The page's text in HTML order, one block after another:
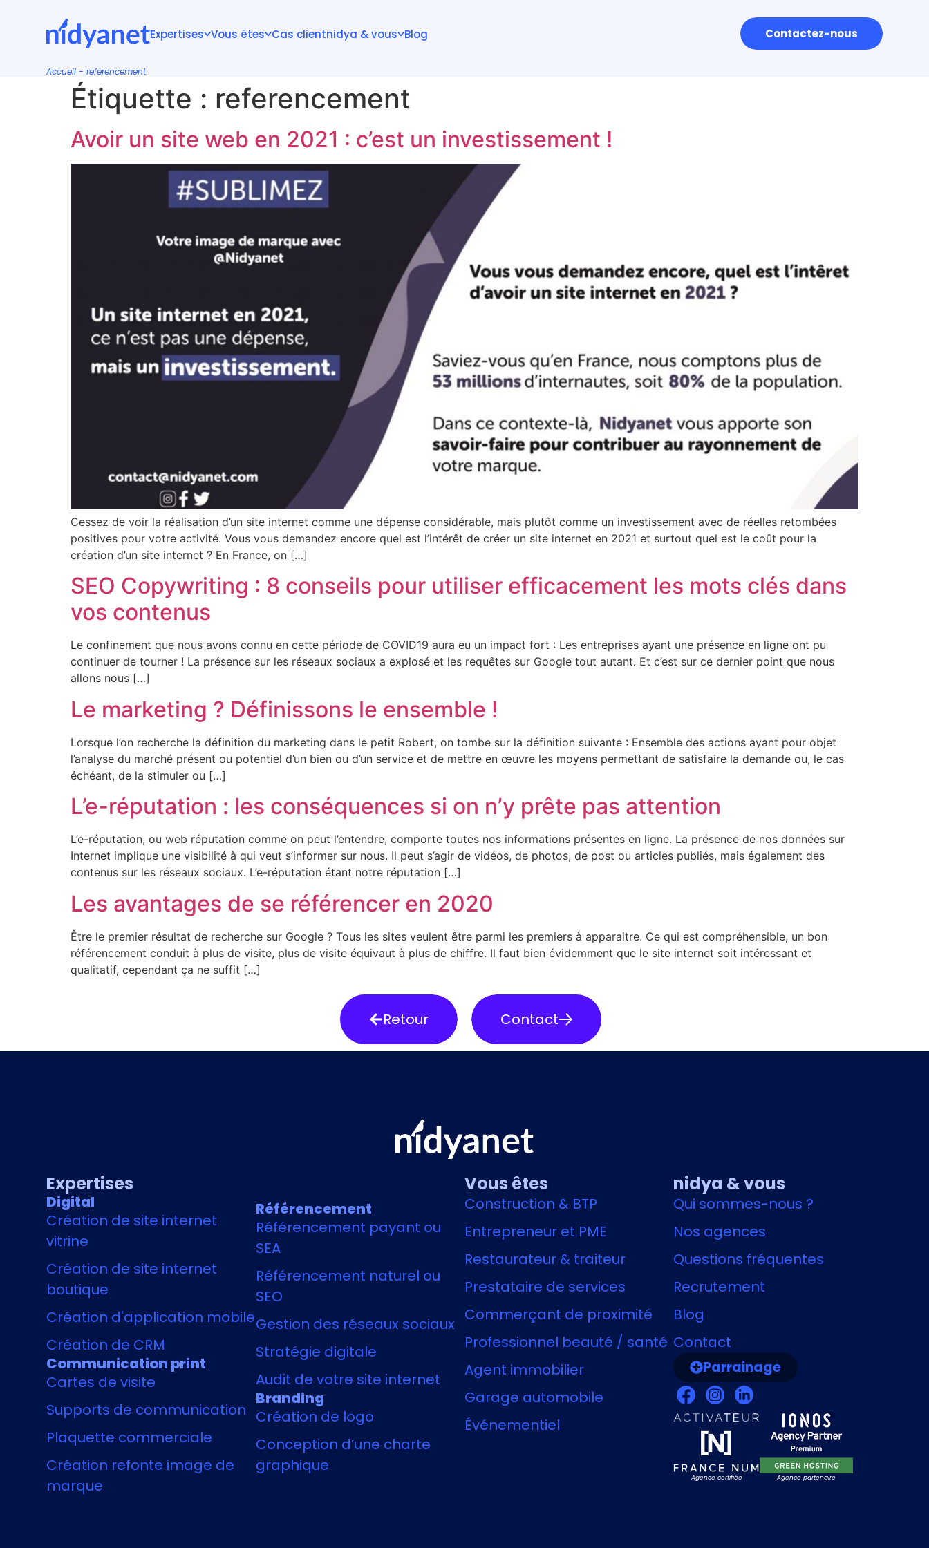
Expertises Vous êtes Cas clientnidya & vous Blog Contactez-nous
Accueil -referencement
Étiquette : referencement
Avoir un site web en 2021 : c’est un investissement !
Cessez de voir la réalisation d’un site internet comme une dépense considérable, mais plutôt comme un investissement avec de réelles retombées
positives pour votre activité. Vous vous demandez encore quel est l’intérêt de créer un site internet en 2021 et surtout quel est le coût pour la
création d’un site internet ? En France, on […]
SEO Copywriting : 8 conseils pour utiliser efficacement les mots clés dans
vos contenus
Le confinement que nous avons connu en cette période de COVID19 aura eu un impact fort : Les entreprises ayant une présence en ligne ont pu
continuer de tourner ! La présence sur les réseaux sociaux a explosé et les requêtes sur Google tout autant. Et c’est sur ce dernier point que nous
allons nous […]
Le marketing ? Définissons le ensemble !
Lorsque l’on recherche la définition du marketing dans le petit Robert, on tombe sur la définition suivante : Ensemble des actions ayant pour objet
l’analyse du marché présent ou potentiel d’un bien ou d’un service et de mettre en œuvre les moyens permettant de satisfaire la demande ou, le cas
échéant, de la stimuler ou […]
L’e-réputation : les conséquences si on n’y prête pas attention
L’e-réputation, ou web réputation comme on peut l’entendre, comporte toutes nos informations présentes en ligne. La présence de nos données sur
Internet implique une visibilité à qui veut s’informer sur nous. Il peut s’agir de vidéos, de photos, de post ou articles publiés, mais également des
contenus sur les réseaux sociaux. L’e-réputation étant notre réputation […]
Les avantages de se référencer en 2020
Être le premier résultat de recherche sur Google ? Tous les sites veulent être parmi les premiers à apparaitre. Ce qui est compréhensible, un bon
référencement conduit à plus de visite, plus de visite équivaut à plus de chiffre. Il faut bien évidemment que le site internet soit intéressant et
qualitatif, cependant ça ne suffit […]
Retour Contact
Expertises
Digital
Création de site internet
vitrine
Création de site internet
boutique
Création d'application mobile
Création de CRM
Communication print
Cartes de visite
Supports de communication
Plaquette commerciale
Création refonte image de
marque
Référencement
Référencement payant ou
SEA
Référencement naturel ou
SEO
Gestion des réseaux sociaux
Stratégie digitale
Audit de votre site internet
Branding
Création de logo
Conception d’une charte
graphique
Vous êtes
Construction & BTP
Entrepreneur et PME
Restaurateur & traiteur
Prestataire de services
Commerçant de proximité
Professionnel beauté / santé
Agent immobilier
Garage automobile
Événementiel
nidya & vous
Qui sommes-nous ?
Nos agences
Questions fréquentes
Recrutement
Blog
Contact
Parrainage
Agence certifiée Agence partenaire